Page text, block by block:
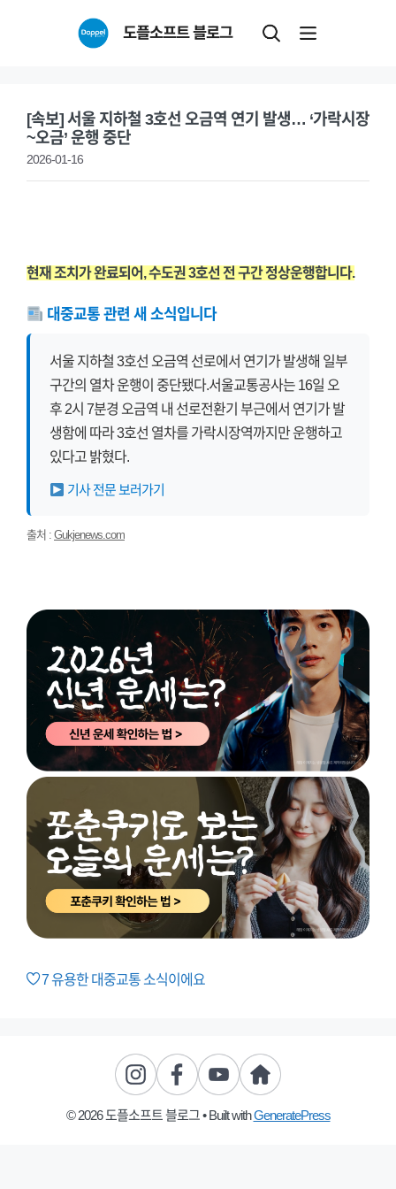
도플소프트 블로그
[속보] 서울 지하철 3호선 오금역 연기 발생… ‘가락시장
~오금’ 운행 중단
2026-01-16
현재 조치가 완료되어, 수도권 3호선 전 구간 정상운행합니다.
대중교통 관련 새 소식입니다
서울 지하철 3호선 오금역 선로에서 연기가 발생해 일부
구간의 열차 운행이 중단됐다.서울교통공사는 16일 오
후 2시 7분경 오금역 내 선로전환기 부근에서 연기가 발
생함에 따라 3호선 열차를 가락시장역까지만 운행하고
있다고 밝혔다.
기사 전문 보러가기
출처 : Gukjenews.com
7유용한 대중교통 소식이에요
© 2026 도플소프트 블로그• Built withGeneratePress